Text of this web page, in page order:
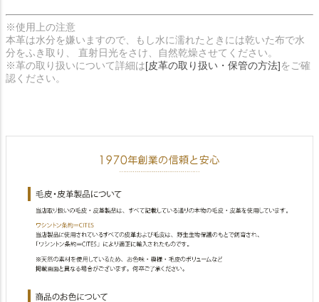
※使用上の注意
本革は水分を嫌いますので、もし水に濡れたときには乾いた布で水
分をふき取り、 直射日光をさけ、自然乾燥させてください。
※革の取り扱いについて詳細は[皮革の取り扱い・保管の方法]をご確
認ください。